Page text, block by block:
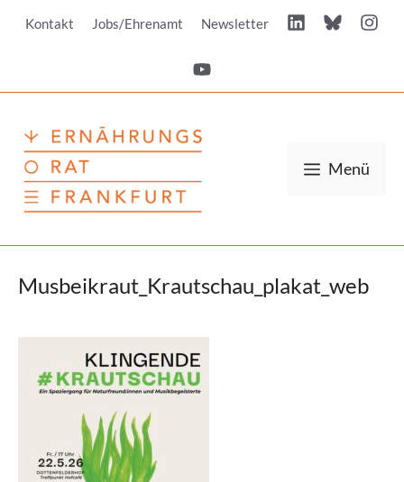
InhaltKontakt Jobs/Ehrenamt Newsletter
Menü
Musbeikraut_Krautschau_plakat_web